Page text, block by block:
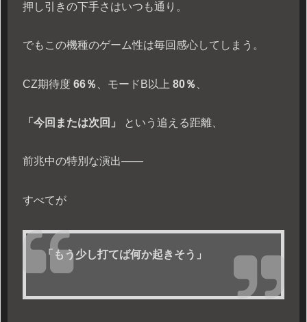
押し引きの下手さはいつも通り。
でもこの機種のゲーム性は毎回感心してしまう。
CZ期待度 66％ 、モードB以上 80％
「今回または次回」 という追える距離、
前兆中の特別な演出――
すべてが
「もう少し打てば何か起きそう」